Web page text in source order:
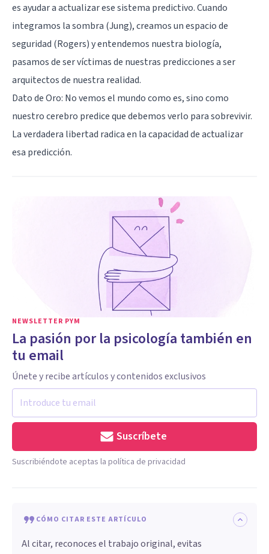
es ayudar a actualizar ese sistema predictivo. Cuando
integramos la sombra (Jung), creamos un espacio de
seguridad (Rogers) y entendemos nuestra biología,
pasamos de ser víctimas de nuestras predicciones a ser
arquitectos de nuestra realidad.
Dato de Oro: No vemos el mundo como es, sino como
nuestro cerebro predice que debemos verlo para sobrevivir.
La verdadera libertad radica en la capacidad de actualizar
esa predicción.
NEWSLETTER PYM
La pasión por la psicología también en
tu email
Únete y recibe artículos y contenidos exclusivos
Suscríbete
Suscribiéndote aceptas la política de privacidad
CÓMO CITAR ESTE ARTÍCULO
Al citar, reconoces el trabajo original, evitas